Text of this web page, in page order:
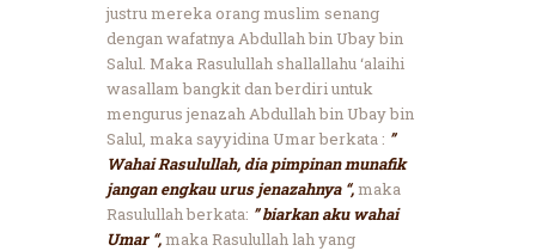
justru mereka orang muslim senang
dengan wafatnya Abdullah bin Ubay bin
Salul. Maka Rasulullah shallallahu ‘alaihi
wasallam bangkit dan berdiri untuk
mengurus jenazah Abdullah bin Ubay bin
Salul, maka sayyidina Umar berkata : ”
Wahai Rasulullah, dia pimpinan munafik
jangan engkau urus jenazahnya “,maka
Rasulullah berkata: ” biarkan aku wahai
Umar “,maka Rasulullah lah yang